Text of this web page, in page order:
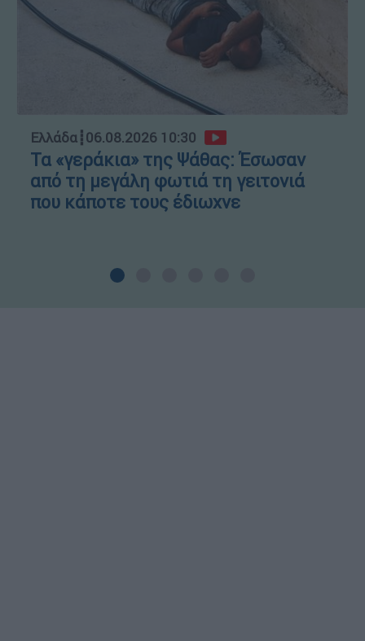
Ελλάδα┋06.08.2026 10:30
Τα «γεράκια» της Ψάθας: Έσωσαν
από τη μεγάλη φωτιά τη γειτονιά
που κάποτε τους έδιωχνε